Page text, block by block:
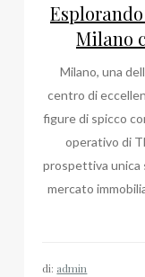
Milano
Milano, una
centro di
figure di spicco
operativo di
prospettiva unica
mercato
di: admin